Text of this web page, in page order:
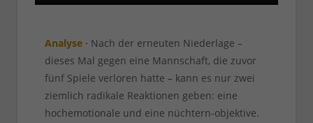
Analyse · Nach der erneuten Niederlage –
dieses Mal gegen eine Mannschaft, die zuvor
fünf Spiele verloren hatte – kann es nur zwei
ziemlich radikale Reaktionen geben: eine
hochemotionale und eine nüchtern-objektive.